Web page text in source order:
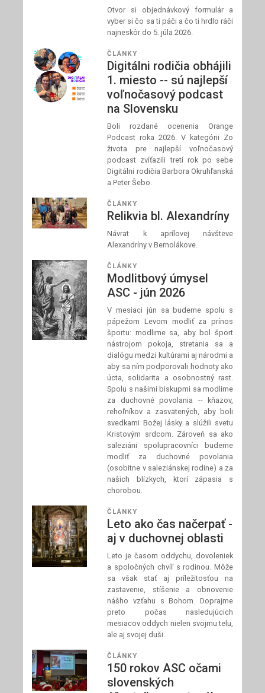
Otvor si objednávkový formulár a
vyber si čo sa ti páči a čo ti hrdlo ráči
najneskôr do 5. júla 2026.
ČLÁNKY
Digitálni rodičia obhájili
1. miesto -- sú najlepší
voľnočasový podcast
na Slovensku
Boli rozdané ocenenia Orange
Podcast roka 2026. V kategórii Zo
života pre najlepší voľnočasový
podcast zvíťazili tretí rok po sebe
Digitálni rodičia Barbora Okruhľanská
a Peter Šebo.
ČLÁNKY
Relikvia bl. Alexandríny
Návrat k aprílovej návšteve
Alexandríny v Bernolákove.
ČLÁNKY
Modlitbový úmysel
ASC - jún 2026
V mesiaci jún sa budeme spolu s
pápežom Levom modliť za prínos
športu: modlime sa, aby bol šport
nástrojom pokoja, stretania sa a
dialógu medzi kultúrami aj národmi a
aby sa ním podporovali hodnoty ako
úcta, solidarita a osobnostný rast.
Spolu s našimi biskupmi sa modlime
za duchovné povolania -- kňazov,
rehoľníkov a zasvätených, aby boli
svedkami Božej lásky a slúžili svetu
Kristovým srdcom. Zároveň sa ako
saleziáni spolupracovníci budeme
modliť za duchovné povolania
(osobitne v saleziánskej rodine) a za
našich blízkych, ktorí zápasia s
chorobou.
ČLÁNKY
Leto ako čas načerpať -
aj v duchovnej oblasti
Leto je časom oddychu, dovoleniek
a spoločných chvíľ s rodinou. Môže
sa však stať aj príležitosťou na
zastavenie, stíšenie a obnovenie
nášho vzťahu s Bohom. Doprajme
preto počas nasledujúcich
mesiacov oddych nielen svojmu telu,
ale aj svojej duši.
ČLÁNKY
150 rokov ASC očami
slovenských